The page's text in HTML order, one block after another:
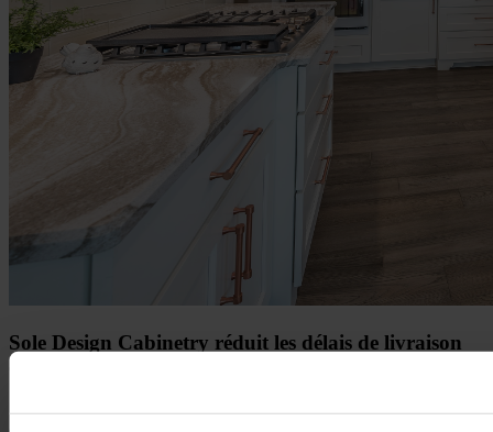
Sole Design Cabinetry réduit les délais de livraison
de 75 % et double la production grâce à Insight
Sole Design Cabinetry est un fabricant d’armoires familial en pleine